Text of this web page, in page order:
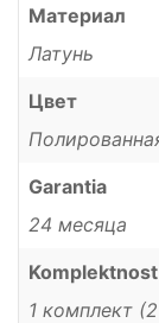
Материал
Латунь
Цвет
Garantia
24 месяца
Komplektnost
1 комплект